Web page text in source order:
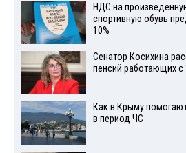
НДС на
спортивную обувь
10%
Сенатор Косихина
пенсий работающих с
Как в Крыму
в период ЧС